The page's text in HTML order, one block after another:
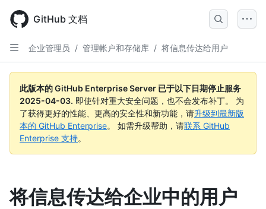
main
content
GitHub 文档
企业管理员 / 管理帐户和存储库 / 将信息传达给用户
此版本的 GitHub Enterprise Server 已于以下日期停止服务
2025-04-03. 即使针对重大安全问题，也不会发布补丁。 为
了获得更好的性能、更高的安全性和新功能，请升级到最新版
本的 GitHub Enterprise。 如需升级帮助，请联系 GitHub
Enterprise 支持。
将信息传达给企业中的用户